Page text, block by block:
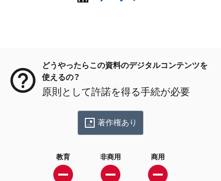
どうやったらこの資料のデジタルコンテンツを
使えるの？
原則として許諾を得る手続が必要
著作権あり
教育 非商用 商用